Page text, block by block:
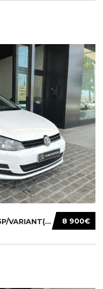
8 900€
VOLKSWAGEN GOLF VII(AU)3/5P/VARIANT(12-16 20...